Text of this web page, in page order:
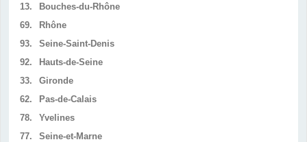
13.
Bouches-du-Rhône
69.
Rhône
93.
Seine-Saint-Denis
92.
Hauts-de-Seine
33.
Gironde
62.
Pas-de-Calais
78.
Yvelines
77.
Seine-et-Marne